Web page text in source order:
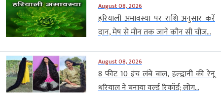
August 08, 2026
हरियाली अमावस्या पर राशि अनुसार करें
दान, मेष से मीन तक जानें कौन सी चीज...
August 08, 2026
8 फीट 10 इंच लंबे बाल, हल्द्वानी की रेनू
धरियाल ने बनाया वर्ल्ड रिकॉर्ड; लोग...